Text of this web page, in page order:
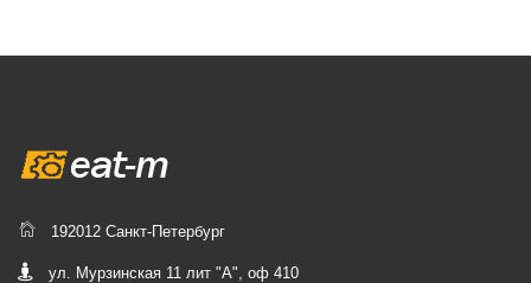
192012 Санкт-Петербург
ул. Мурзинская 11 лит "А", оф 410